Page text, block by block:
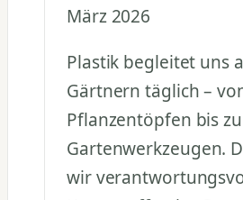
März 2026
Plastik begleitet uns
Gärtnern täglich –
Pflanzentöpfen bis zu
Gartenwerkzeugen.
wir